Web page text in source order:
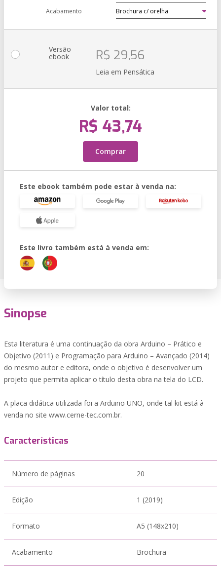
Acabamento
Versão
ebook R$ 29,56
Leia em Pensática
Valor total:
R$ 43,74
Comprar
Este ebook também pode estar à venda na:
Este livro também está à venda em:
Sinopse
Esta literatura é uma continuação da obra Arduino – Prático e
Objetivo (2011) e Programação para Arduino – Avançado (2014)
do mesmo autor e editora, onde o objetivo é desenvolver um
projeto que permita aplicar o título desta obra na tela do LCD.
A placa didática utilizada foi a Arduino UNO, onde tal kit está à
venda no site www.cerne-tec.com.br.
Características
Número de páginas 20
Edição 1 (2019)
Formato A5 (148x210)
Acabamento Brochura